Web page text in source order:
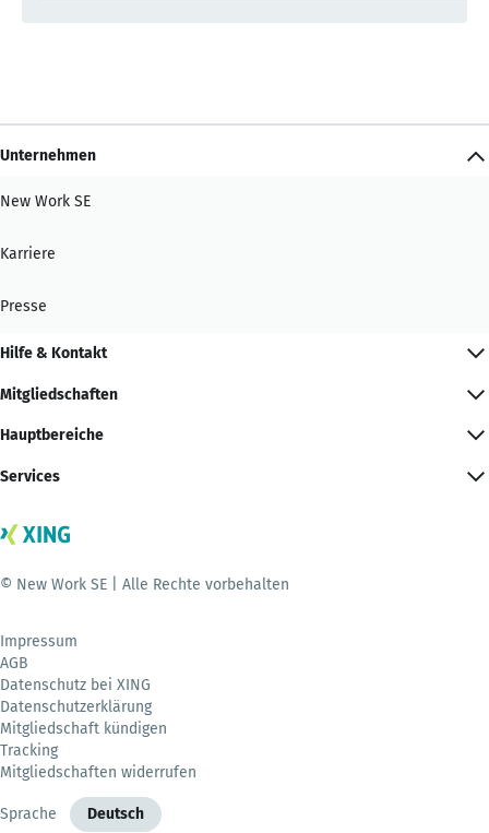
Unternehmen
New Work SE
Karriere
Presse
Hilfe & Kontakt
Mitgliedschaften
Hauptbereiche
Services
© New Work SE | Alle Rechte vorbehalten
Impressum
AGB
Datenschutz bei XING
Datenschutzerklärung
Mitgliedschaft kündigen
Tracking
Mitgliedschaften widerrufen
Sprache Deutsch